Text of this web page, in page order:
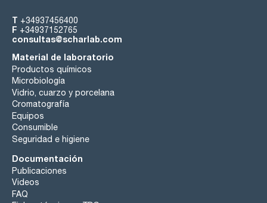
T +34937456400
F +34937152765
consultas@scharlab.com
Material de laboratorio
Productos químicos
Microbiología
Vidrio, cuarzo y porcelana
Cromatografía
Equipos
Consumible
Seguridad e higiene
Documentación
Publicaciones
Videos
FAQ